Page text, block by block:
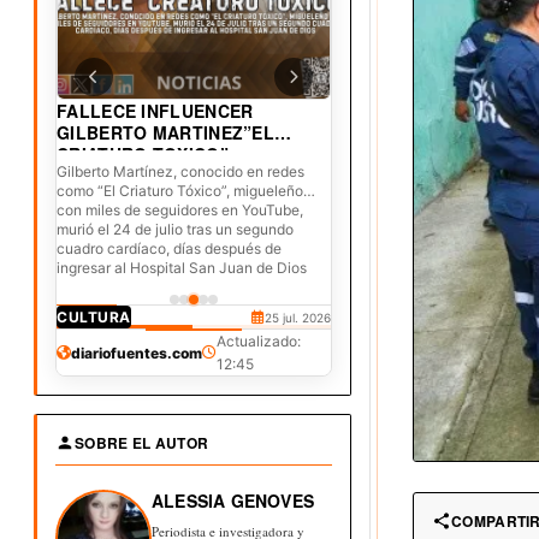
CORRUPCIÓN 3 ago. 2026
DERECHOS 30 jul. 2026
FALLECE INFLUENCER
GILBERTO MARTINEZ”EL
CRIATURO TOXICO”
Gilberto Martínez, conocido en redes
como “El Criaturo Tóxico”, migueleño
con miles de seguidores en YouTube,
murió el 24 de julio tras un segundo
cuadro cardíaco, días después de
ingresar al Hospital San Juan de Dios
CULTURA 25 jul. 2026
JUDICIAL 20 jul. 2026
DEPORTES 19 jul. 2026
diariofuentes.com
Actualizado:
12:45
SOBRE EL AUTOR
ALESSIA GENOVES
Periodista e investigadora y